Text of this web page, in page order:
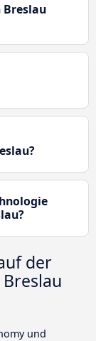
Breslau
der
und